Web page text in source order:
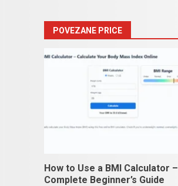
POVEZANE PRICE
How to Use a BMI Calculator –
Complete Beginner’s Guide